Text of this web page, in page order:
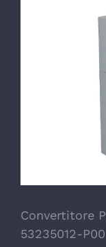
Convertitore
53235012-